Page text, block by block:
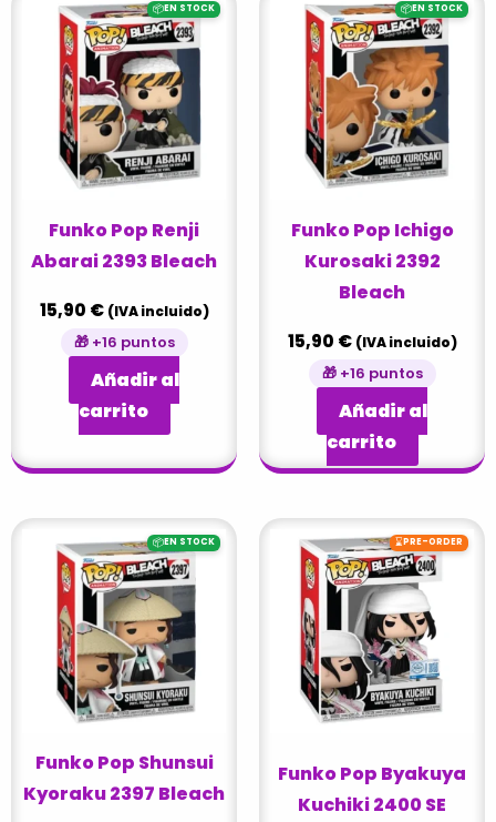
📦EN STOCK
Funko Pop Renji
Abarai 2393 Bleach
15,90 € (IVA incluido)
🎁 +16 puntos
Añadir al
carrito
📦EN STOCK
Funko Pop Ichigo
Kurosaki 2392
Bleach
15,90 € (IVA incluido)
🎁 +16 puntos
Añadir al
carrito
📦EN STOCK
Funko Pop Shunsui
Kyoraku 2397 Bleach
⌛PRE-ORDER
Funko Pop Byakuya
Kuchiki 2400 SE